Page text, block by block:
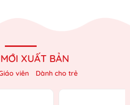
XUẤT BẢN
viên Dành cho trẻ